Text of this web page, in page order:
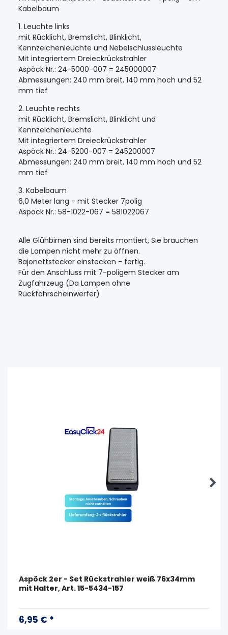
Kabelbaum
1. Leuchte links
mit Rücklicht, Bremslicht, Blinklicht,
Kennzeichenleuchte und Nebelschlussleuchte
Mit integriertem Dreieckrückstrahler
Aspöck Nr.: 24-5000-007 = 245000007
Abmessungen: 240 mm breit, 140 mm hoch und 52
mm tief
2. Leuchte rechts
mit Rücklicht, Bremslicht, Blinklicht und
Kennzeichenleuchte
Mit integriertem Dreieckrückstrahler
Aspöck Nr.: 24-5200-007 = 245200007
Abmessungen: 240 mm breit, 140 mm hoch und 52
mm tief
3. Kabelbaum
6,0 Meter lang - mit Stecker 7polig
Aspöck Nr.: 58-1022-067 = 581022067
Alle Glühbirnen sind bereits montiert, Sie brauchen
die Lampen nicht mehr zu öffnen.
Bajonettstecker einstecken - fertig.
Für den Anschluss mit 7-poligem Stecker am
Zugfahrzeug (Da Lampen ohne
Rückfahrscheinwerfer)
Aspöck 2er - Set Rückstrahler weiß 76x34mm
mit Halter, Art. 15-5434-157
6,95 € *